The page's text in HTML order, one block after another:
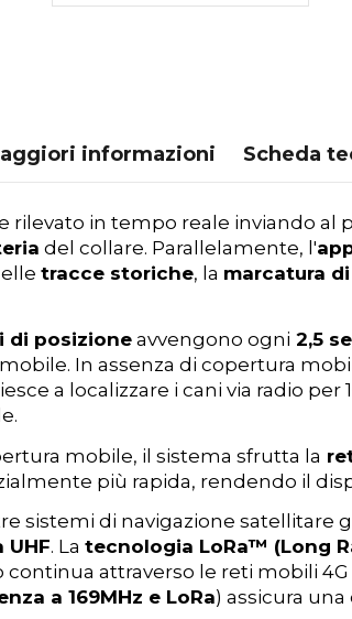
informazioni Scheda
rilevato in tempo reale inviando al
del collare. Parallelamente, l'
tracce storiche, la marcatura
di posizioneavvengono ogni 2,5
In assenza di copertura
a localizzare i cani via radio
mobile, il sistema sfrutta la
più rapida, rendendo il
sistemi di navigazione satellitare
UHF. La tecnologia LoRa™ (Long
continua attraverso le reti mobili
a 169MHz e LoRa) assicura